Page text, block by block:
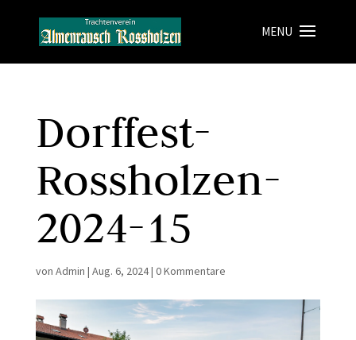
Dorffest-
Rossholzen-
2024-15
von Admin | Aug. 6, 2024| 0 Kommentare